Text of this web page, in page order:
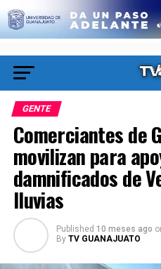
GENTE
Comerciantes de
movilizan para
damnificados de
lluvias
Published 10 meses ago
By TV GUANAJUATO